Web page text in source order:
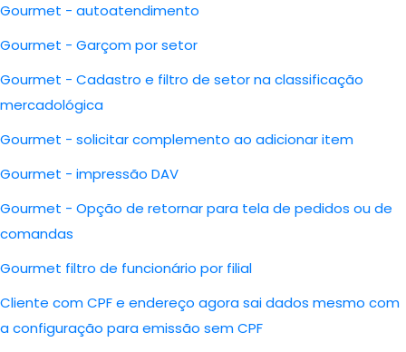
Gourmet - autoatendimento
Gourmet - Garçom por setor
Gourmet - Cadastro e filtro de setor na classificação
mercadológica
Gourmet - solicitar complemento ao adicionar item
Gourmet - impressão DAV
Gourmet - Opção de retornar para tela de pedidos ou de
comandas
Gourmet filtro de funcionário por filial
Cliente com CPF e endereço agora sai dados mesmo com
a configuração para emissão sem CPF